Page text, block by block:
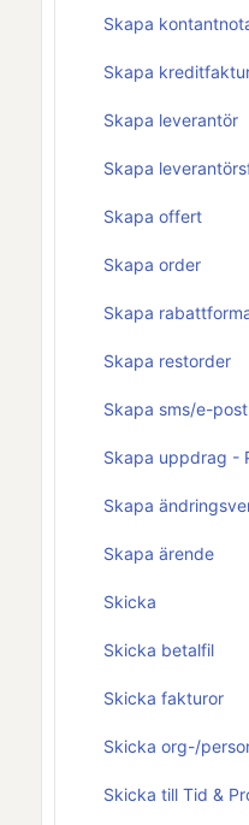
Skapa
Skapa
Skapa leverantör
Skapa
Skapa offert
Skapa order
Skapa
Skapa restorder
Skapa sms/e-post
Skapa uppdrag -
Skapa
Skapa ärende
Skicka
Skicka betalfil
Skicka fakturor
Skicka org-/
Skicka till Tid &